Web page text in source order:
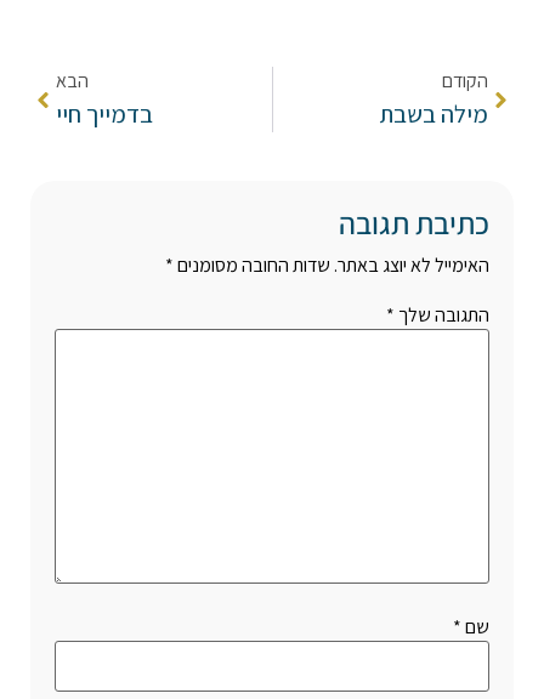
הקודם
מילה בשבת
הבא
בדמייך חיי
כתיבת תגובה
האימייל לא יוצג באתר. שדות החובה מסומנים*
התגובה שלך *
שם*